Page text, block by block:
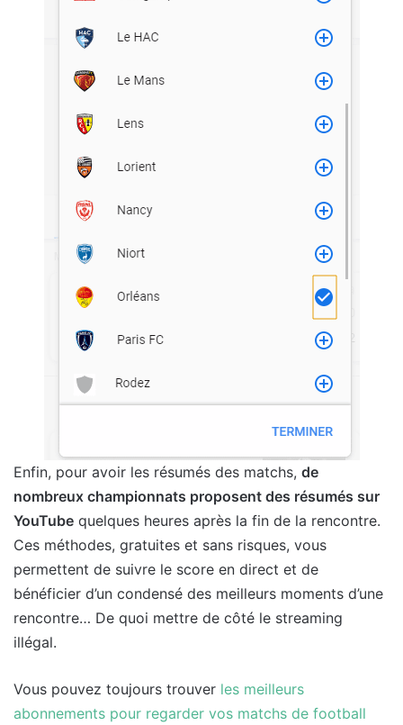
Enfin, pour avoir les résumés des matchs, de
nombreux championnats proposent des résumés sur
YouTube quelques heures après la fin de la rencontre.
Ces méthodes, gratuites et sans risques, vous
permettent de suivre le score en direct et de
bénéficier d’un condensé des meilleurs moments d’une
rencontre… De quoi mettre de côté le streaming
illégal.
Vous pouvez toujours trouver les meilleurs
abonnements pour regarder vos matchs de football